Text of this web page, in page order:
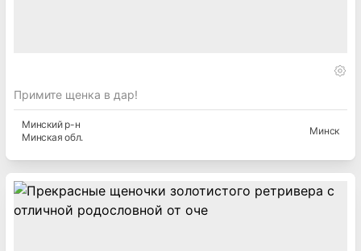
Примите щенка в дар!
Минскийр-н
Минская обл.
Минск